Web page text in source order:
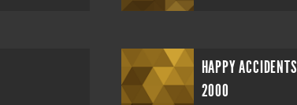
HAPPY ACCIDENTS
2000